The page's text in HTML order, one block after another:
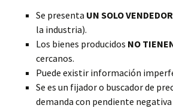
Se presenta UN SOLO VENDEDOR
la industria).
Los bienes producidos NO
cercanos.
Puede existir información
Se es un fijador o buscador de
demanda con pendiente